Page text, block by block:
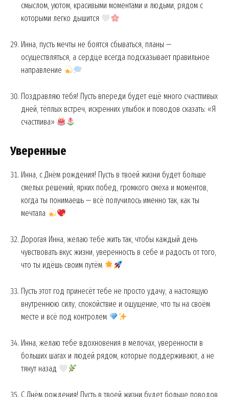
News Week
Magazine PRO
смыслом, уютом, красивыми моментами и людьми, рядом с
которыми легко дышится
Инна, пусть мечты не боятся сбываться, планы —
осуществляться, а сердце всегда подсказывает правильное
направление
Поздравляю тебя! Пусть впереди будет ещё много счастливых
дней, тёплых встреч, искренних улыбок и поводов сказать: «Я
счастлива»
Уверенные
Инна, с Днём рождения! Пусть в твоей жизни будет больше
смелых решений, ярких побед, громкого смеха и моментов,
когда ты понимаешь — всё получилось именно так, как ты
мечтала
Дорогая Инна, желаю тебе жить так, чтобы каждый день
чувствовать вкус жизни, уверенность в себе и радость от того,
что ты идёшь своим путём
Пусть этот год принесёт тебе не просто удачу, а настоящую
внутреннюю силу, спокойствие и ощущение, что ты на своём
месте и всё под контролем
Инна, желаю тебе вдохновения в мелочах, уверенности в
больших шагах и людей рядом, которые поддерживают, а не
тянут назад
С Днём рождения! Пусть в твоей жизни будет больше поводов